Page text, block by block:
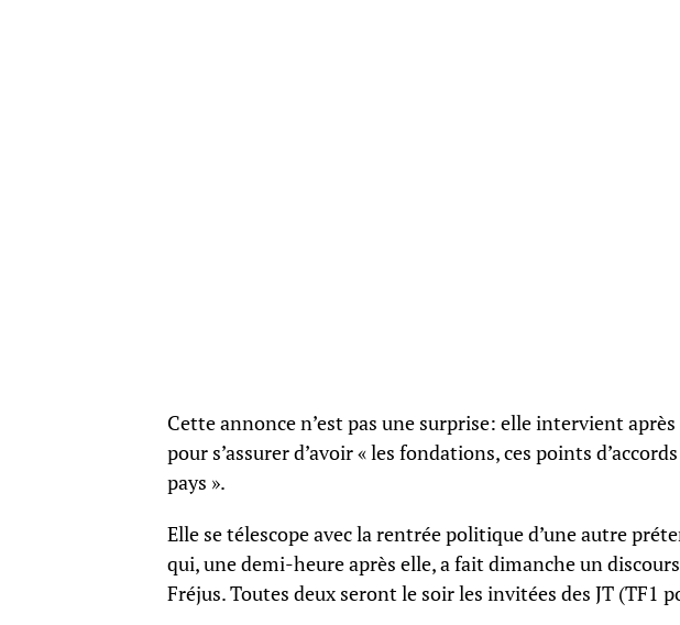
Cette annonce n’est pas une surprise: elle intervient
pour s’assurer d’avoir « les fondations, ces points
pays ».
Elle se télescope avec la rentrée politique d’une autre
qui, une demi-heure après elle, a fait dimanche un
Fréjus. Toutes deux seront le soir les invitées des JT (TF1